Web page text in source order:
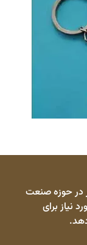
در حوزه صنعت
نیاز برای